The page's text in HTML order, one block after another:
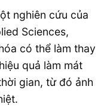
nghiên cứu của
Sciences,
có thể làm thay
quả làm mát
gian, từ đó ảnh